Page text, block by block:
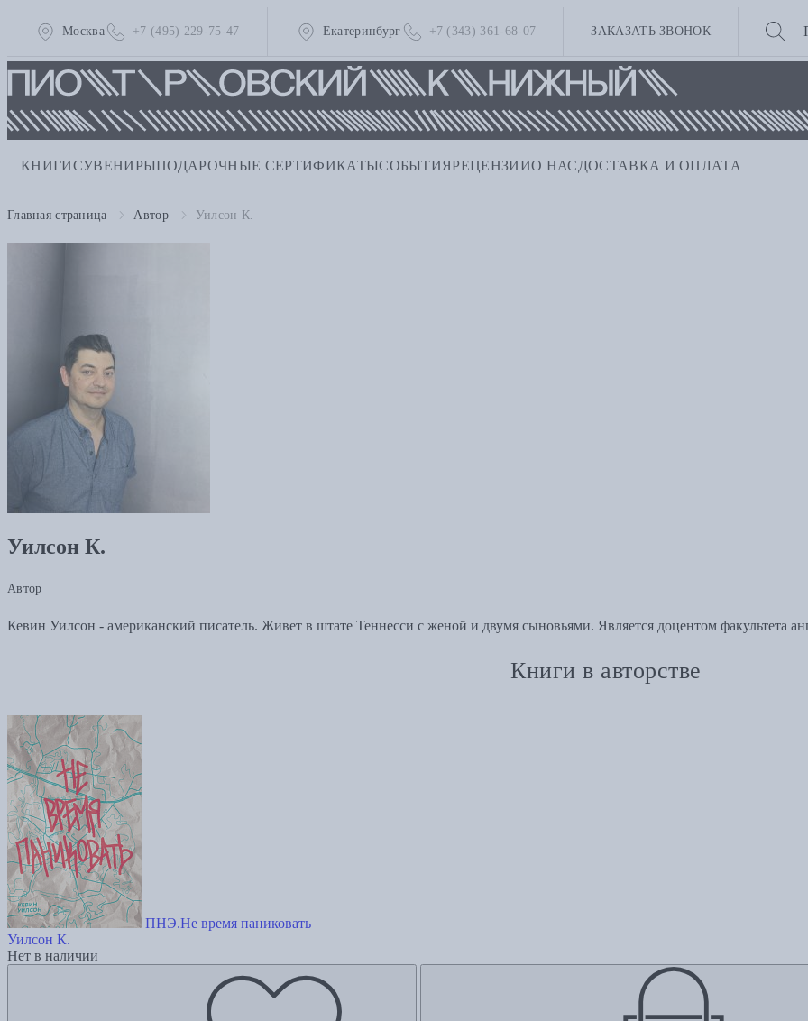
Москва +7 (495) 229-75-47 Екатеринбург +7 (343) 361-68-07 ЗАКАЗАТЬ ЗВОНОК
КНИГИСУВЕНИРЫПОДАРОЧНЫЕ СЕРТИФИКАТЫСОБЫТИЯРЕЦЕНЗИИО НАС ДОСТАВКА И ОПЛАТА
Главная страница Автор Уилсон К.
Уилсон К.
Автор
Кевин Уилсон - американский писатель. Живет в штате Теннесси с женой и двумя сыновьями. Является доцентом факультета
Книги в авторстве
ПНЭ.Не время паниковать
Уилсон К.
Нет в наличии